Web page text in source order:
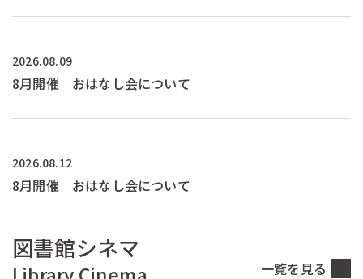
2026.08.09
8月開催 おはなし会について
2026.08.12
8月開催 おはなし会について
図書館シネマ
一覧を見る